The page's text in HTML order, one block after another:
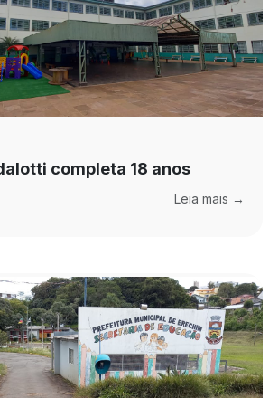
completa 18 anos
Leia mais →